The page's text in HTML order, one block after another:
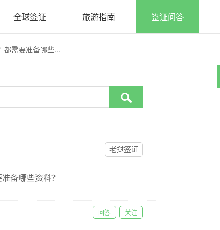
全球签证 旅游指南 签证问答
都需要准备哪些...

老挝签证
备哪些资料？
关注
回答